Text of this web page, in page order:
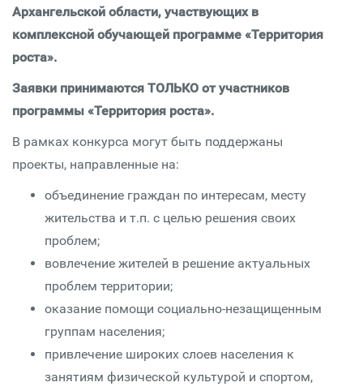
Архангельской области, участвующих в
комплексной обучающей программе «Территория
роста».
Заявки принимаются ТОЛЬКО от участников
программы «Территория роста».
В рамках конкурса могут быть поддержаны
проекты, направленные на:
объединение граждан по интересам, месту
жительства и т.п. с целью решения своих
проблем;
вовлечение жителей в решение актуальных
проблем территории;
оказание помощи социально-незащищенным
группам населения;
привлечение широких слоев населения к
занятиям физической культурой и спортом,